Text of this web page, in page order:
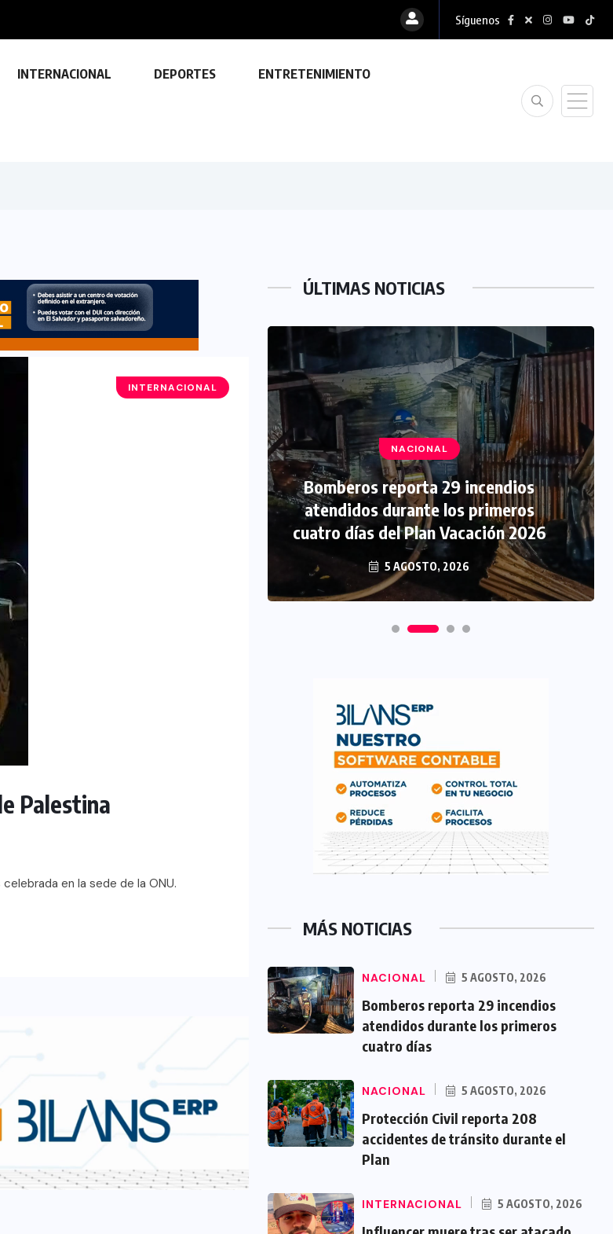
Síguenos
INTERNACIONAL DEPORTES ENTRETENIMIENTO
INTERNACIONAL
Palestina
en la sede de la ONU.
ÚLTIMAS NOTICIAS
23 FEBRERO, 2024
NACIONAL
Bomberos reporta 29 incendios
atendidos durante los primeros
cuatro días del Plan Vacación 2026
5 AGOSTO, 2026
MÁS NOTICIAS
NACIONAL 5 AGOSTO, 2026
Bomberos reporta 29 incendios
atendidos durante los primeros
cuatro días
NACIONAL 5 AGOSTO, 2026
Protección Civil reporta 208
accidentes de tránsito durante el
Plan
INTERNACIONAL 5 AGOSTO, 2026